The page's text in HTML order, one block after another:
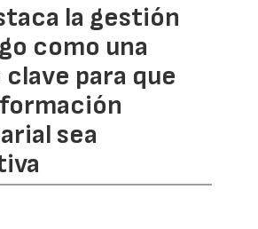
la gestión
como una
clave para que
sea